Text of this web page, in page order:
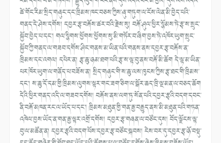
ཚེ་གོང་རིམ་སྲིད་གཞུང་དང་ཁྲིམས་ཁང་བཅས་ཀྱིས་ཞུ་གཏུག་ལ་ངོས་ལེན་མི་བྱེད་པའི་
གནད་དེ་ཤེས་དགོས། དབྱར་རྩྭ་བརྐོས་ཚར་བའི་རྗེས་སུ། བརྐོ་ཤུལ་ཕྱིར་སྙོམས་ཏེ་རྩྭ་ས་སྲུང་
སྐྱོབ་བྱེད་པ་དང་། གལ་སྙིགས་ཕྱོགས་ཕྱོགས་སུ་མི་གཏོར་བ་ཞིག་བྱས་ཏེ་འཁོར་ཡུག་སྲུང་
སྐྱོབ་ཀྱི་གནད་ལ་གཟབ་དགོས་ཤིང་གནས་མ་ཡིན་པའི་གནས་ནས་དབྱར་རྩྭ་བརྐོས་ན་
ཁྲིམས་དང་འགལ། དཔེར་ན། རྩྭ་ཆུ་ཉམ་ཐག་པའི་རྩྭ་ས་ལྟ་བུ་ནས་བརྐོ་མི་ཆོག དེ་ལྟ་མ་ཡིན་
པར་ཁོར་ཡུག་ལ་གནོད་པ་བཟོས་ན། སྲིད་གཞུང་གི་ས་ཆུ་ལས་ཁུངས་ཀྱིས་རྩྭ་ཐང་གི་ཁྲིམས་
དང་། ས་ཆུ་དོ་དམ་གྱི་ཁྲིམས་ལུགས་ལྟར་གང་ཟག་ཅིག་ལ་སྒོར་ཆད་ཁྲི་ལྔ་མན་ལ་བཅད་ཆོག
དེའི་ཕྱིར་གནད་འདི་ལ་གཟབ་དགོས། བརྐོས་ནས་ལག་ཏུ་སོན་པའི་དབྱར་རྩྭའི་བདག་དབང་
ནི་བརྐོ་མཁན་རང་ལ་ཡོད་པ་དང་། ཁྲིམས་མཐུན་གྱི་གན་རྒྱ་བརྒྱུད་ནས་མི་མཐུན་པའི་གཏན་
འཁེལ་བྱས་ཡོད་ན་གན་རྒྱ་ལྟར་འགྲོ་དགོས། དབྱར་རྩྭ་གཞན་ལ་བཙོང་དུས། བོད་ལྗོངས་ལྟ་
བུ་ལ་མཚོན་ན། དབྱར་རྩྭའི་བདག་པོས་དབྱར་རྩྭ་བཙོང་སྐབས། ངེས་བར་དུ་དབྱར་རྩྭ་ཉོ་བསྡུ་